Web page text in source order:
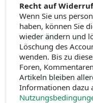
Recht auf Widerruf
Wenn Sie uns
haben, können Sie
wieder ändern und
Löschung des
wenden. Bis zu
Foren,
Artikeln bleiben
Informationen dazu